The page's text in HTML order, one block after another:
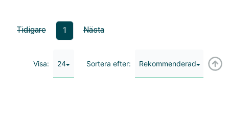
Tidigare 1 Nästa
Visa: 24 Sortera efter: Rekommenderad